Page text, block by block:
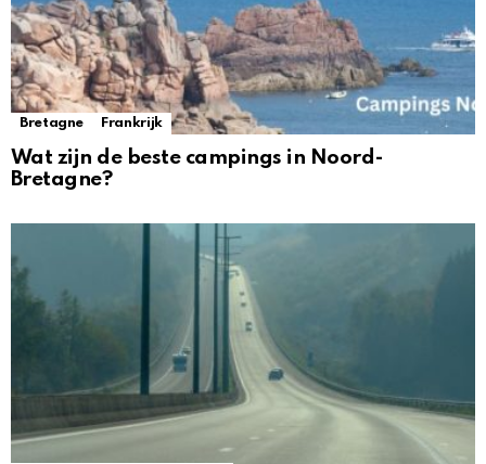
Bretagne Frankrijk
Wat zijn de beste campings in Noord-
Bretagne?